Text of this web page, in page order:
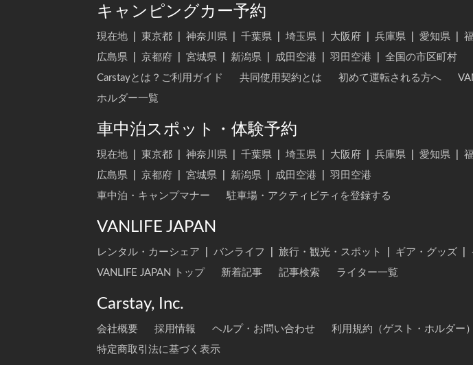
キャンピングカー予約
現在地 東京都 神奈川県 千葉県 埼玉県 大阪府 兵庫県 愛知県
広島県
京都府 宮城県 新潟県 成田空港 羽田空港
全国の市区町村
Carstayとは？ご利用ガイド
共同使用契約とは 初めて運転される方へ
ホルダー一覧
車中泊スポット・体験予約
現在地 東京都 神奈川県 千葉県 埼玉県 大阪府 兵庫県 愛知県
広島県
京都府 宮城県 新潟県 成田空港
羽田空港
車中泊・キャンプマナー
駐車場・アクティビティを登録する
VANLIFE JAPAN
レンタル・カーシェア バンライフ 旅行・観光・スポット ギア・グッズ
VANLIFE JAPAN トップ
新着記事 記事検索 ライター一覧
Carstay, Inc.
会社概要 採用情報 ヘルプ・お問い合わせ 利用規約（ゲスト・ホルダー）
特定商取引法に基づく表示